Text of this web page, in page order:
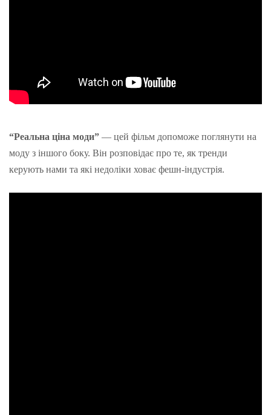
“Реальна ціна моди” — цей фільм допоможе поглянути на
моду з іншого боку. Він розповідає про те, як тренди
керують нами та які недоліки ховає фешн-індустрія.